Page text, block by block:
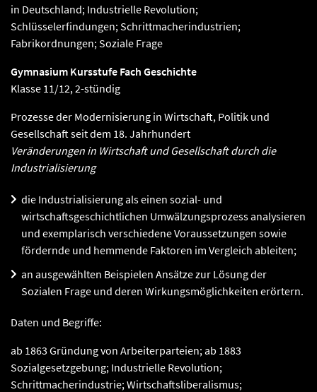
in Deutschland; Industrielle Revolution;
Schlüsselerfindungen; Schrittmacherindustrien;
Fabrikordnungen; Soziale Frage
Gymnasium Kursstufe Fach Geschichte
Klasse 11/12, 2-stündig
Prozesse der Modernisierung in Wirtschaft, Politik und
Gesellschaft seit dem 18. Jahrhundert
Veränderungen in Wirtschaft und Gesellschaft durch die
Industrialisierung
die Industrialisierung als einen sozial- und
wirtschaftsgeschichtlichen Umwälzungsprozess analysieren
und exemplarisch verschiedene Voraussetzungen sowie
fördernde und hemmende Faktoren im Vergleich ableiten;
an ausgewählten Beispielen Ansätze zur Lösung der
Sozialen Frage und deren Wirkungsmöglichkeiten erörtern.
Daten und Begriffe:
ab 1863 Gründung von Arbeiterparteien; ab 1883
Sozialgesetzgebung; Industrielle Revolution;
Schrittmacherindustrie; Wirtschaftsliberalismus;